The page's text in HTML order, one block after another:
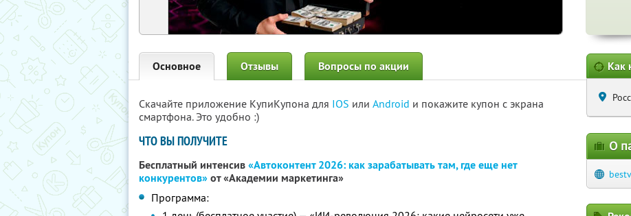
Основное Отзывы Вопросы по акции
Скачайте приложение КупиКупона для IOS или Android и покажите купон с экрана
смартфона. Это удобно :)
ЧТО ВЫ ПОЛУЧИТЕ
Бесплатный интенсив«Автоконтент 2026: как зарабатывать там, где еще нет
конкурентов»от «Академии маркетинга»
Программа:
Как
О